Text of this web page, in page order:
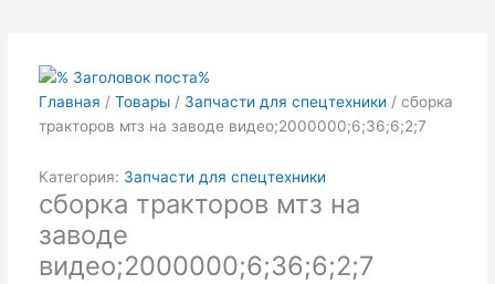
Главная / Товары/ Запчасти для спецтехники / сборка
тракторов мтз на заводе видео;2000000;6;36;6;2;7
Категория: Запчасти для спецтехники
сборка тракторов мтз на
заводе
видео;2000000;6;36;6;2;7